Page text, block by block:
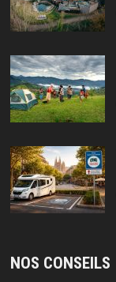
NOS CONSEILS